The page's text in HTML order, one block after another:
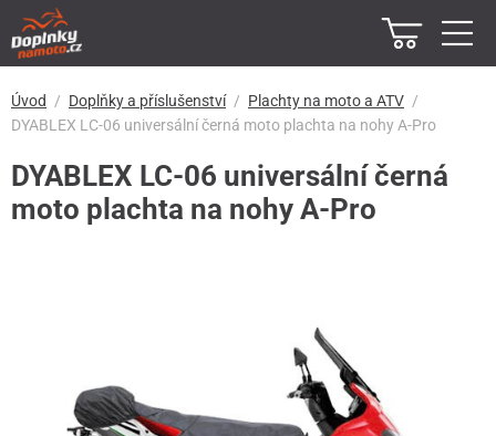
Úvod Doplňky a příslušenství
Plachty na moto a ATV
DYABLEX LC-06 universální černá moto plachta na nohy A-Pro
DYABLEX LC-06 universální černá
moto plachta na nohy A-Pro